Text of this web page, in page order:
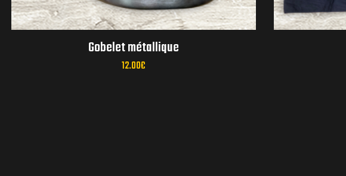
Gobelet métallique
12.00€